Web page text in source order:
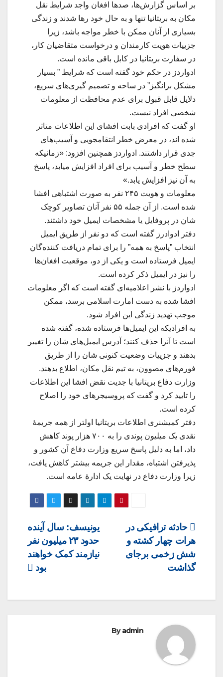
بر اساس گزارش‌ها،‌ صدها افغان واجد شرایط نقل
مکان به بریتانیا تنها و به حال خود رها شدند و زندگی
بسیاری از آنان ممکن با خطر مواجه باشد، زیرا
جزییات هویت کارمندان و درخواست متقاضیان کار،
در سفارت بریتانیا در کابل باقی مانده است.
ادواردز در حکم خود گفته است که شرایط ” بسیار
مشکل برانگیز” در ساحه و تصمیم گیری‌های سریع،
دلایل قابل قبول برای عدم محافظت از معلومات
شخصی افراد نیست.
او گفت که افرادی بابت افشای این اطلاعات متاثر
شده اند، در معرض خطر انتقامجویی و آسیب‌های
جدی قرار داشتند. ادواردز همچنین افزود: «زمانیکه
سطح خطر و آسیب برای افراد افزایش میابد، پاسخ
به آن نیز افزایش یابد.»
معلومات و هویت ۲۴۵ نفر به صورت اشتباهی افشا
شده است. از آن جمله ۵۵ نفر آنان تصاویر کوچک
شان در پروفایل یا مشخصات ایمیل خود داشتند.
دفتر ادوادرز گفته است که دو نفر از طریق ایمیل
انتخاب ”پاسخ به همه” را برای تمام دریافت کننده‌گان
ایمیل فرستاده است و یکی از دو،‌ موقعیت افغان‌ها
را نیز در ایمیل ذکر کرده است.
ادواردز با نشر اعلامیه‌ای گفته است که اگر معلومات
افشا شده به دست امارت اسلامی برسد، ممکن
موجب تهدید زندگی این افراد شود.
به افرادیکه این ایمیل‌ها فرستاده شده، گفته شده
است تا آنرا حذف کنند؛ آدرس ایمیل‌‌های شان را تغییر
بدهند و جزییات وضعیت کنونی شان را از طریق
فورم‌های مصوون، به تیم نقل مکان، اطلاع بدهند.
وزارت دفاع بریتانیا با جدیت نقض افشا این اطلاعات
را تایید کرد و گفت که پروسیجر‌های خود را اصلاح
کرده است.
دفتر کمیشنری اطلاعات بریتانیا اولتر از همه جریمهٔ
نقدی یک میلیون پوندی را به ۷۰۰ هزار پوند کاهش
داد، اما به دلیل پاسخ سریع وزارت دفاع آن کشور و
پذیرفتن اشتباه، مقدار این جریمه بیشتر کاهش یافت،
زیرا وزارت دفاع در نهایت یک ادارهٔ عامه است.
Post
navigation
یونیسف: سال آینده
حدود ۲۳ میلیون نفر
نیازمند کمک خواهند
بود
حادثه ترافیکی در
هرات چهار کشته و
شش زخمی برجای
گذاشت
Byadmin